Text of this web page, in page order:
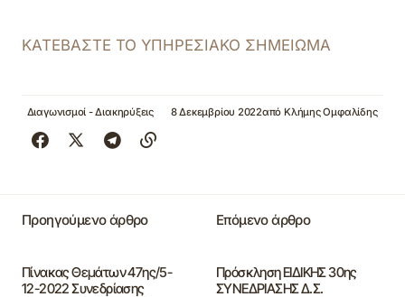
ΚΑΤΕΒΑΣΤΕ ΤΟ ΥΠΗΡΕΣΙΑΚΟ ΣΗΜΕΙΩΜΑ
Διαγωνισμοί - Διακηρύξεις 8 Δεκεμβρίου 2022από Κλήμης Ομφαλίδης
Προηγούμενο άρθρο
Πίνακας Θεμάτων 47ης/5-
12-2022 Συνεδρίασης
Επόμενο άρθρο
Πρόσκληση ΕΙΔΙΚΗΣ 30ης
ΣΥΝΕΔΡΙΑΣΗΣ Δ.Σ.